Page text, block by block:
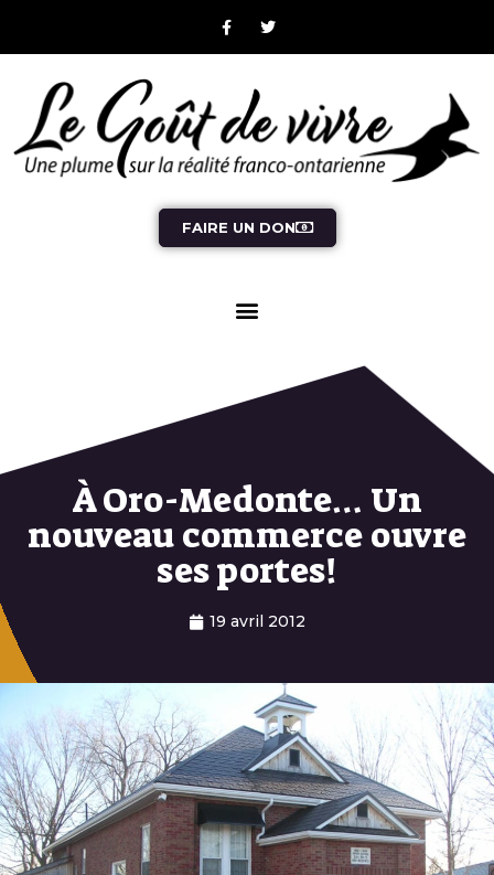
FAIRE UN DON
À Oro-Medonte… Un
nouveau commerce ouvre
ses portes!
19 avril 2012